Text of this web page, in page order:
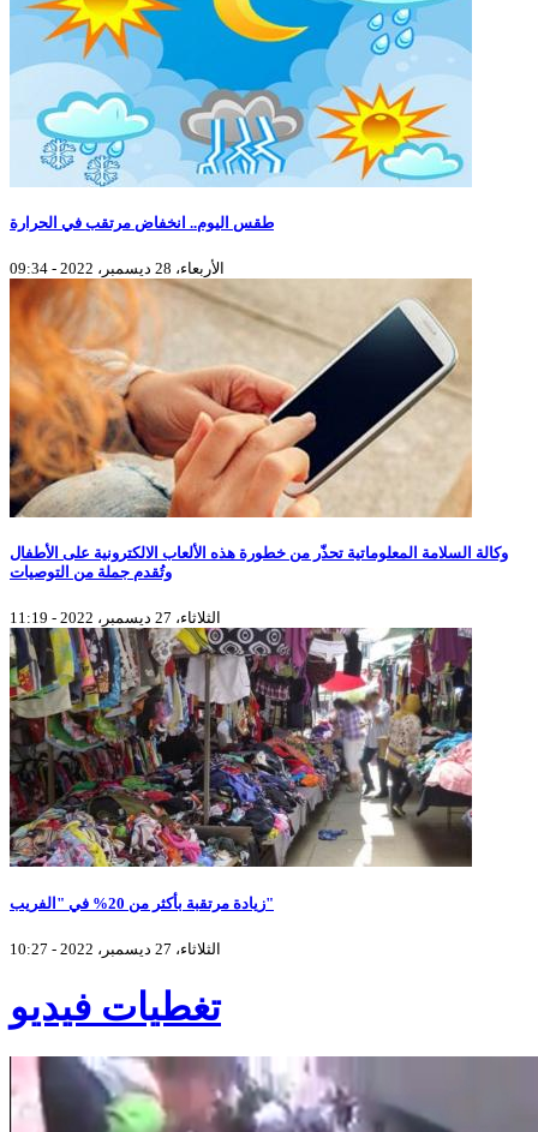
طقس اليوم.. انخفاض مرتقب في الحرارة
الأربعاء، 28 ديسمبر، 2022 - 09:34
وكالة السلامة المعلوماتية تحذّر من خطورة هذه الألعاب الالكترونية على الأطفال
وتُقدم جملة من التوصيات
الثلاثاء، 27 ديسمبر، 2022 - 11:19
زيادة مرتقبة بأكثر من 20% في "الفريب"
الثلاثاء، 27 ديسمبر، 2022 - 10:27
تغطيات فيديو